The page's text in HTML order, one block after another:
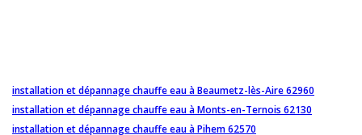
installation et dépannage chauffe eau à Beaumetz-lès-Aire 62960
installation et dépannage chauffe eau à Monts-en-Ternois 62130
installation et dépannage chauffe eau à Pihem 62570